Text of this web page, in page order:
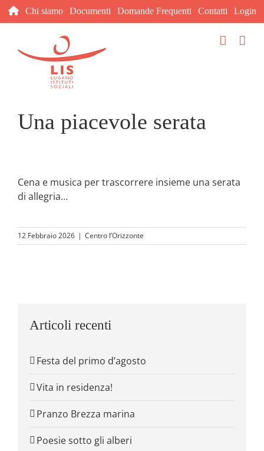
Salta
al
Chi siamo Documenti Domande Frequenti Contatti Login
Una piacevole serata
Cena e musica per trascorrere insieme una serata
di allegria…
12 Febbraio 2026 | Centro l’Orizzonte
Articoli recenti
Festa del primo d’agosto
Vita in residenza!
Pranzo Brezza marina
Poesie sotto gli alberi